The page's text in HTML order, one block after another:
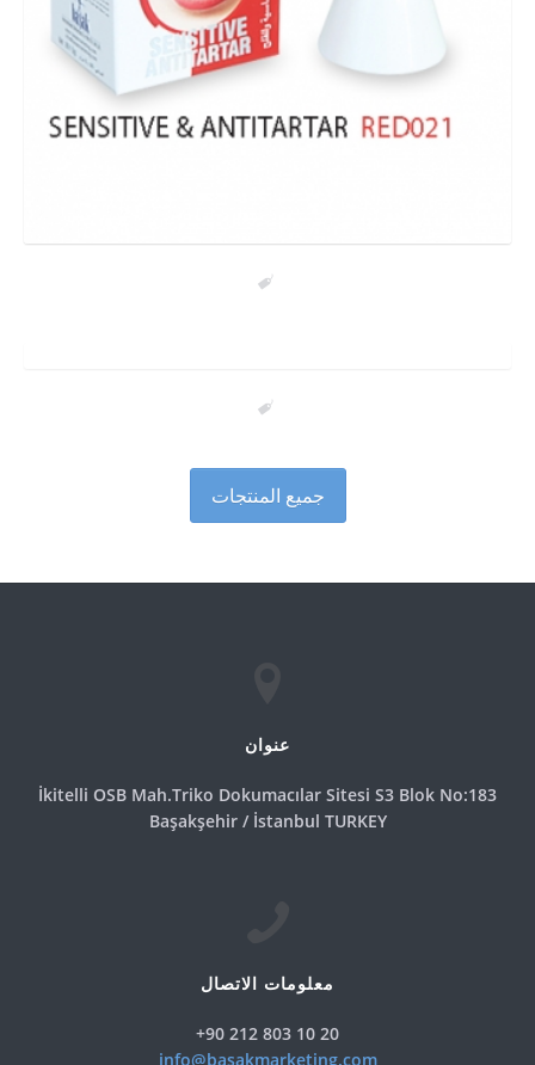
جميع المنتجات
عنوان
İkitelli OSB Mah.Triko Dokumacılar Sitesi S3 Blok No:183
Başakşehir / İstanbul TURKEY
معلومات الاتصال
+90 212 803 10 20
info@basakmarketing.com